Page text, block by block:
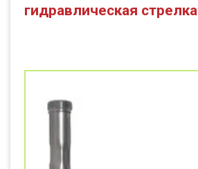
гидравлическая стрелка